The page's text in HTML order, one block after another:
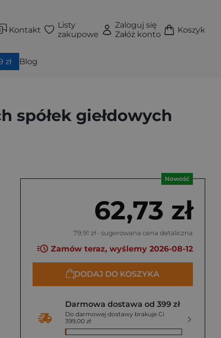
Kontakt
Listy
zakupowe
Zaloguj się
Załóż konto
Koszyk
zł Blog
spółek giełdowych
Nowość
62,73 zł
79,91 zł - sugerowana cena detaliczna
Zamów teraz, wyślemy 2026-08-12
DODAJ DO KOSZYKA
Darmowa dostawa od 399 zł
Do darmowej dostawy brakuje Ci
399,00 zł